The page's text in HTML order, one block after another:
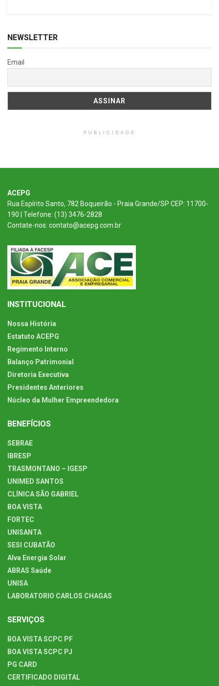
NEWSLETTER
Email
PUBLICIDADE
ACEPG
Rua Espírito Santo, 782 Boqueirão - Praia Grande/SP CEP: 11700-
190 | Telefone: (13) 3476-2828
Contate-nos: contato@acepg.com.br
INSTITUCIONAL
Nossa História
Estatuto ACEPG
Regimento Interno
Balanço Patrimonial
Diretoria Executiva
Presidentes Anteriores
Núcleo da Mulher Empreendedora
BENEFÍCIOS
SEBRAE
IBRESP
TRASMONTANO – IGESP
UNIMED SANTOS
CLÍNICA SÃO GABRIEL
BOA VISTA
FORTEC
UNISANTA
SESI CUBATÃO
Alva Energia Solar
ABRAS Saúde
UNISA
LABORATORIO CARLOS CHAGAS
SERVIÇOS
BOA VISTA SCPC PF
BOA VISTA SCPC PJ
PG CARD
CERTIFICADO DIGITAL